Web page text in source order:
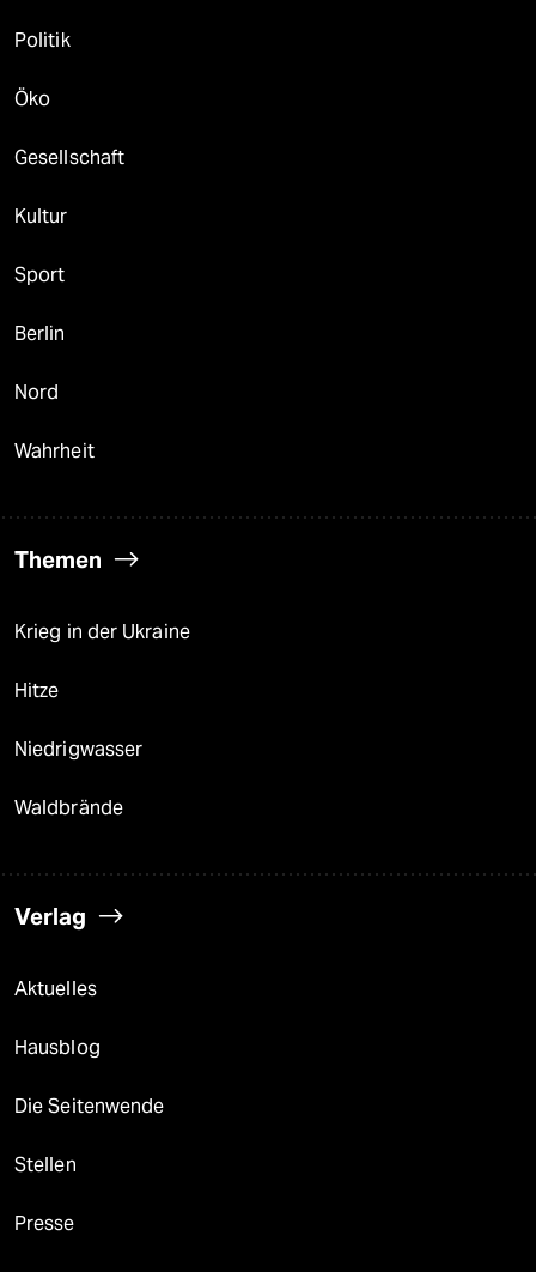
Politik
Öko
Gesellschaft
Kultur
Sport
Berlin
Nord
Wahrheit
Themen
Krieg in der Ukraine
Hitze
Niedrigwasser
Waldbrände
Verlag
Aktuelles
Hausblog
Die Seitenwende
Stellen
Presse